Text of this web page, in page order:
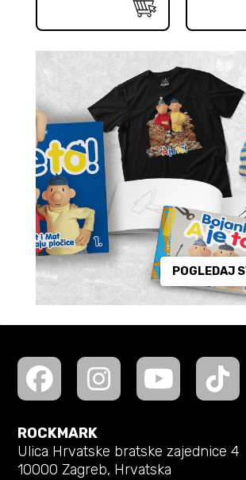
POGLEDAJ
ROCKMARK
Ulica Hrvatske bratske zajednice 4
10000 Zagreb, Hrvatska